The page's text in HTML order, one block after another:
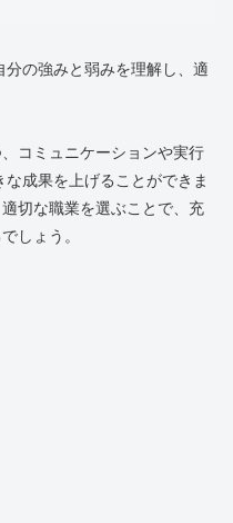
の強みと弱みを理解し、適
コミュニケーションや実行
成果を上げることができま
切な職業を選ぶことで、充
しょう。